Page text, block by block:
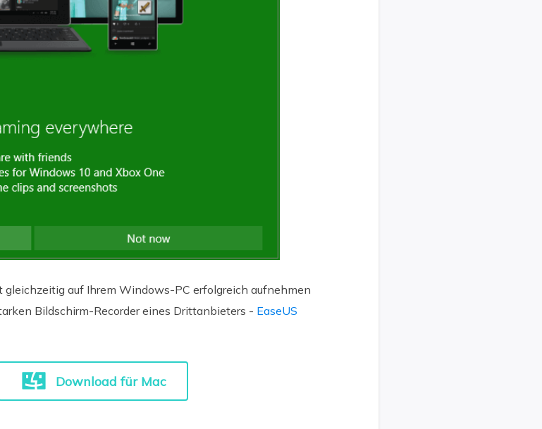
gleichzeitig auf Ihrem Windows-PC erfolgreich aufnehmen
Bildschirm-Recorder eines Drittanbieters - EaseUS
Download für Mac